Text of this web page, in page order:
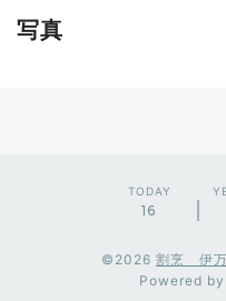
写真
TODAY
16
©2026 割烹 伊
Powered by